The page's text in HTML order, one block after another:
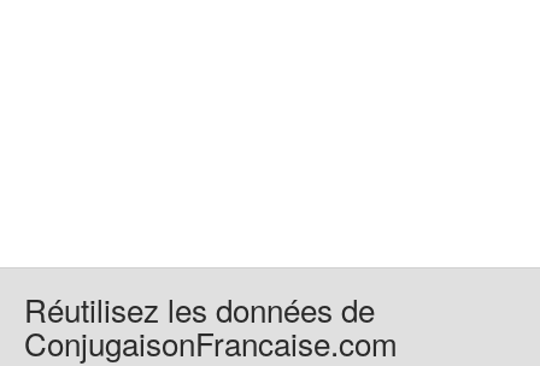
Réutilisez les données de
ConjugaisonFrancaise.com